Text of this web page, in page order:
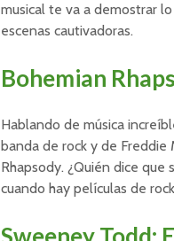
musical te va a demostrar
escenas cautivadoras.
Bohemian
Hablando de música
banda de rock y de Freddie
Rhapsody. ¿Quién dice que
cuando hay películas de